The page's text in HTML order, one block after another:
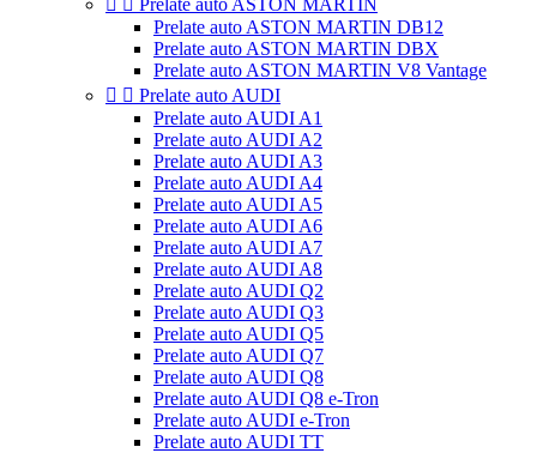
  Prelate auto ASTON MARTIN
Prelate auto ASTON MARTIN DB12
Prelate auto ASTON MARTIN DBX
Prelate auto ASTON MARTIN V8 Vantage
  Prelate auto AUDI
Prelate auto AUDI A1
Prelate auto AUDI A2
Prelate auto AUDI A3
Prelate auto AUDI A4
Prelate auto AUDI A5
Prelate auto AUDI A6
Prelate auto AUDI A7
Prelate auto AUDI A8
Prelate auto AUDI Q2
Prelate auto AUDI Q3
Prelate auto AUDI Q5
Prelate auto AUDI Q7
Prelate auto AUDI Q8
Prelate auto AUDI Q8 e-Tron
Prelate auto AUDI e-Tron
Prelate auto AUDI TT